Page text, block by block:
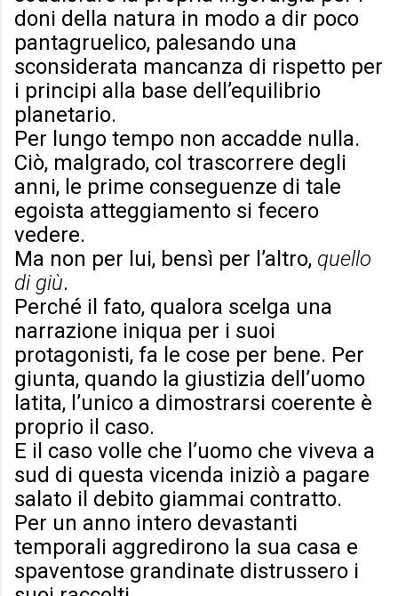
doni della natura in modo a dir poco
pantagruelico, palesando una
sconsiderata mancanza di rispetto per
i principi alla base dell’equilibrio
planetario.
Per lungo tempo non accadde nulla.
Ciò, malgrado, col trascorrere degli
anni, le prime conseguenze di tale
egoista atteggiamento si fecero
vedere.
Ma non per lui, bensì per l’altro, quello
di giù.
Perché il fato, qualora scelga una
narrazione iniqua per i suoi
protagonisti, fa le cose per bene. Per
giunta, quando la giustizia dell’uomo
latita, l’unico a dimostrarsi coerente è
proprio il caso.
E il caso volle che l’uomo che viveva a
sud di questa vicenda iniziò a pagare
salato il debito giammai contratto.
Per un anno intero devastanti
temporali aggredirono la sua casa e
spaventose grandinate distrussero i